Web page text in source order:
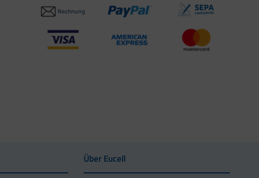
Über Eucell